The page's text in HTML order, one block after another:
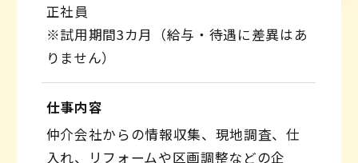
正社員
※試用期間3カ月（給与・待遇に差異はあ
りません）
仕事内容
仲介会社からの情報収集、現地調査、仕
入れ、リフォームや区画調整などの企